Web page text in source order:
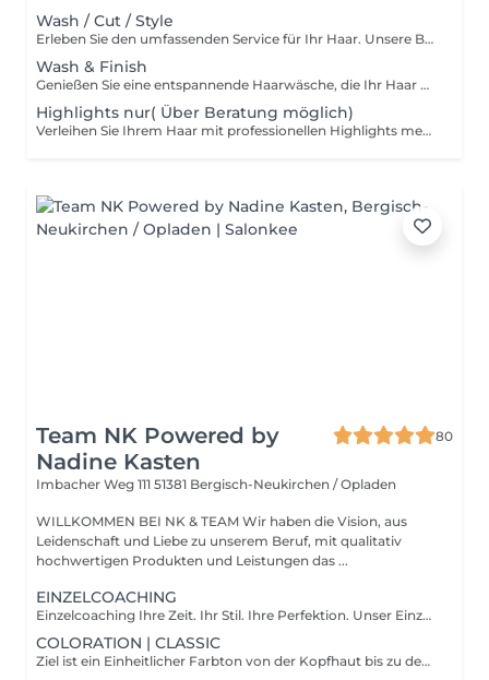
Wash / Cut / Style
Erleben Sie den umfassenden Service für Ihr Haar. Unsere Behandlung beginnt mit einer erfrischenden Wäsche, die Ihr Haar von Rückständen befreit und es optimal auf den Haarschnitt vorbereitet. Anschließend schneiden wir Ihr Haar präzise und individuell, abgestimmt auf Ihre Wünsche und Ihren Stil. Zum Abschluss stylen wir Ihr Haar perfekt, sodass Sie den Salon mit einem frischen, gepflegten Look und einem Lächeln verlassen. Unser Ziel ist es, dass Sie sich rundum wohlfühlen und Ihr neues Haargefühl genießen können.
Wash & Finish
Genießen Sie eine entspannende Haarwäsche, die Ihr Haar gründlich reinigt und erfrischt. Danach föhnen wir Ihr Haar in die gewünschte Form, damit Sie mit einem gepflegten und stylischen Look den Salon verlassen. Ob glatt, voluminös oder wellig wir zaubern Ihnen die perfekte Frisur für jeden Anlass. Lassen Sie sich verwöhnen und genießen Sie Ihr neues Haargefühl.
Highlights nur( Über Beratung möglich)
Verleihen Sie Ihrem Haar mit professionellen Highlights mehr Tiefe und Dimension. Unsere Experten setzen gezielt Farbakzente, die Ihrem natürlichen Haarton schmeicheln und ihn lebendiger wirken lassen. Durch den Einsatz präziser Techniken schaffen wir sanfte Übergänge und ein harmonisches Farbspiel, das Ihrem Haar mehr Volumen und Struktur verleiht. Egal, ob Sie subtile, sonnengeküsste Strähnen oder auffällige Kontraste wünschen wir passen die Highlights individuell an Ihre Vorstellungen und Ihren Stil an. Lassen Sie sich von uns beraten und genießen Sie ein frisches, strahlendes Ergebnis, das Ihre Schönheit unterstreicht und Ihren Look aufwertet. Highlights sind die perfekte Wahl, um Ihrem Haar eine frische, moderne Note zu verleihen.
Team NK Powered by
Nadine Kasten
80
Imbacher Weg 111 51381 Bergisch-Neukirchen / Opladen
WILLKOMMEN BEI NK & TEAM Wir haben die Vision, aus
Leidenschaft und Liebe zu unserem Beruf, mit qualitativ
hochwertigen Produkten und Leistungen das ...
EINZELCOACHING
Einzelcoaching Ihre Zeit. Ihr Stil. Ihre Perfektion. Unser Einzelcoaching ist ein exklusives One-to-One-Erlebnis, das sich ganz nach Ihnen richtet. In entspannter Atmosphäre nehmen wir uns zwei volle Stunden Zeit, um individuell auf Ihre Wünsche einzugehen ob Haarstyling, Make-up, persönliche Tipps oder ganz gezielte Fragen rund um Ihren Look. Sie bestimmen den Fokus, wir liefern das Know-how. Ohne Zeitdruck, ohne Vorgaben, dafür mit maximaler Aufmerksamkeit, professioneller Expertise und Raum zum Ausprobieren, Lernen und Verfeinern. Jeder Handgriff wird erklärt, jeder Schritt auf Sie abgestimmt praxisnah, ehrlich und auf Augenhöhe. Ein Coaching, das nicht nur verschönert, sondern Sicherheit schenkt, Selbstbewusstsein stärkt und Ihren persönlichen Stil nachhaltig unterstreicht. Für alle, die mehr wollen als eine Behandlung nämlich Wissen, Wirkung und echte Individualität.
COLORATION | CLASSIC
Ziel ist ein Einheitlicher Farbton von der Kopfhaut bis zu den Spitzen mit natürlichem Farbverlauf - Beratung, Färben, Pflege, Spitzen schneiden und eine Farbveredelung für Zuhause sind Inklusive (Blondierung 20 € Aufpreis) Keine Strähnen sondern komplette Abeckung